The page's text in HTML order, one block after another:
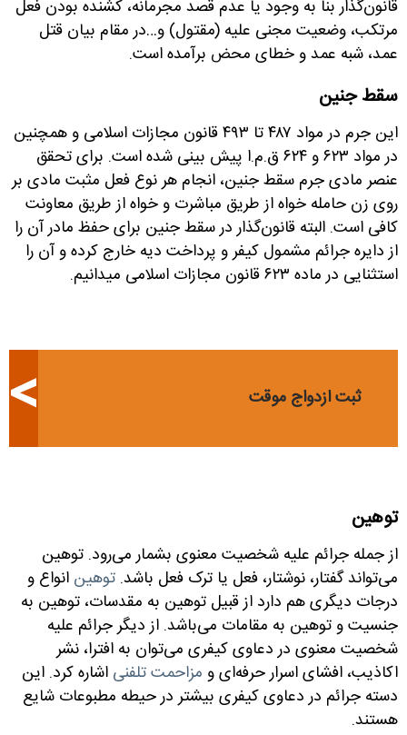
قانون‌گذار بنا به وجود یا عدم قصد مجرمانه، کشنده بودن فعل
مرتکب، وضعیت مجنی علیه (مقتول) و…در مقام بیان قتل
عمد، شبه عمد و خطای محض برآمده است.
سقط جنین
این جرم در مواد ۴۸۷ تا ۴۹۳ قانون مجازات اسلامی و همچنین
در مواد ۶۲۳ و ۶۲۴ ق.م.ا پیش بینی شده است. برای تحقق
عنصر مادی جرم سقط جنین، انجام هر نوع فعل مثبت مادی بر
روی زن حامله خواه از طریق مباشرت و خواه از طریق معاونت
کافی است. البته قانون‌گذار در سقط جنین برای حفظ مادر آن را
از دایره جرائم مشمول کیفر و پرداخت دیه خارج کرده و آن را
استثنایی در ماده ۶۲۳ قانون مجازات اسلامی میدانیم.
ثبت ازدواج موقت
توهین
از جمله جرائم علیه شخصیت معنوی بشمار می‌رود. توهین
می‌تواند گفتار، نوشتار، فعل یا ترک فعل باشد. توهین انواع و
درجات دیگری هم دارد از قبیل توهین به مقدسات، توهین به
جنسیت و توهین به مقامات می‌باشد. از دیگر جرائم علیه
شخصیت معنوی در دعاوی کیفری می‌توان به افترا، نشر
اکاذیب، افشای اسرار حرفه‌ای و مزاحمت تلفنی اشاره کرد. این
دسته جرائم در دعاوی کیفری بیشتر در حیطه مطبوعات شایع
هستند.